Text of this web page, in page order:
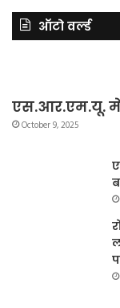
ऑटो वर्ल्ड
एस.आर.एम.यू. में
October 9, 2025